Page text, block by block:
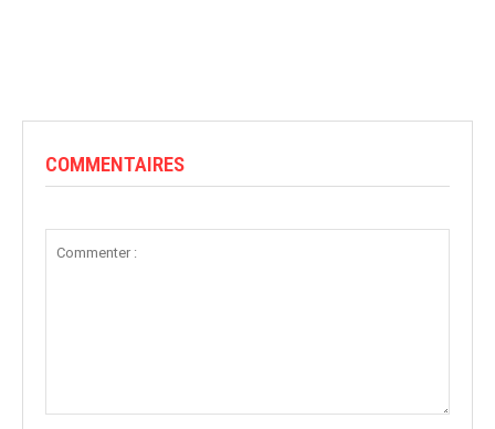
COMMENTAIRES